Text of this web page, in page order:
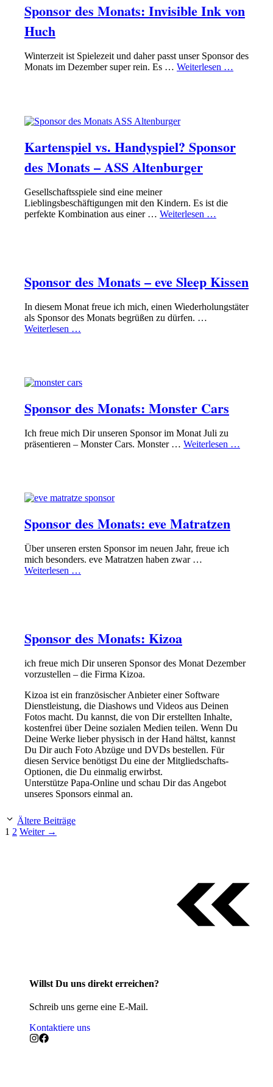
Sponsor des Monats: Invisible Ink von
Huch
Winterzeit ist Spielezeit und daher passt unser Sponsor des
Monats im Dezember super rein. Es … Weiterlesen …
Kartenspiel vs. Handyspiel? Sponsor
des Monats – ASS Altenburger
Gesellschaftsspiele sind eine meiner
Lieblingsbeschäftigungen mit den Kindern. Es ist die
perfekte Kombination aus einer … Weiterlesen …
Sponsor des Monats – eve Sleep Kissen
In diesem Monat freue ich mich, einen Wiederholungstäter
als Sponsor des Monats begrüßen zu dürfen. …
Weiterlesen …
Sponsor des Monats: Monster Cars
Ich freue mich Dir unseren Sponsor im Monat Juli zu
präsentieren – Monster Cars. Monster … Weiterlesen …
Sponsor des Monats: eve Matratzen
Über unseren ersten Sponsor im neuen Jahr, freue ich
mich besonders. eve Matratzen haben zwar …
Weiterlesen …
Sponsor des Monats: Kizoa
ich freue mich Dir unseren Sponsor des Monat Dezember
vorzustellen – die Firma Kizoa.
Kizoa ist ein französischer Anbieter einer Software
Dienstleistung, die Diashows und Videos aus Deinen
Fotos macht. Du kannst, die von Dir erstellten Inhalte,
kostenfrei über Deine sozialen Medien teilen. Wenn Du
Deine Werke lieber physisch in der Hand hältst, kannst
Du Dir auch Foto Abzüge und DVDs bestellen. Für
diesen Service benötigst Du eine der Mitgliedschafts-
Optionen, die Du einmalig erwirbst.
Unterstütze Papa-Online und schau Dir das Angebot
unseres Sponsors einmal an.
Ältere Beiträge
Seite
1 Seite
2 Weiter →
Willst Du uns direkt erreichen?
Schreib uns gerne eine E-Mail.
Kontaktiere uns